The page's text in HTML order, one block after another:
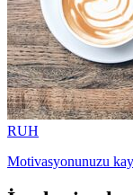
RUH
Motivasyonunuzu